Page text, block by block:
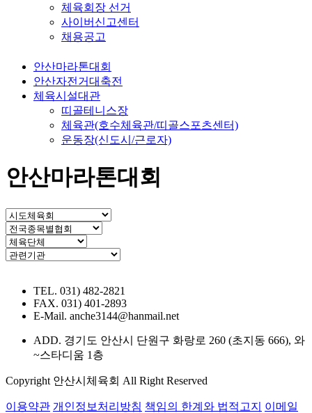
체육회장 선거
사이버신고센터
채용공고
안산마라톤대회
안산자전거대축전
체육시설대관
띠골테니스장
체육관(호수체육관/띠골스포츠센터)
운동장(신도시/근로자)
안산마라톤대회
TEL. 031) 482-2821
FAX. 031) 401-2893
E-Mail. anche3144@hanmail.net
ADD. 경기도 안산시 단원구 화랑로 260 (초지동 666), 와
~스타디움 1층
Copyright 안산시체육회 All Right Reserved
이용약관 개인정보처리방침 책임의 한계와 법적고지
이메일